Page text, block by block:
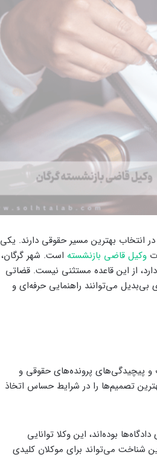
انتخاب بهترین مسیر حقوقی دارند. یکی
وکیل قاضی بازنشسته است. شهر گرگان،
از این قاعده مستثنی نیست. قضاتی
بی‌بدیل می‌توانند راهنمایی حرفه‌ای و
و پیچیدگی‌های پرونده‌های حقوقی و
تصمیم‌ها را در شرایط حساس اتخاذ
بوده‌اند، این وکلا توانایی
شناخت می‌تواند برای موکلان کلیدی